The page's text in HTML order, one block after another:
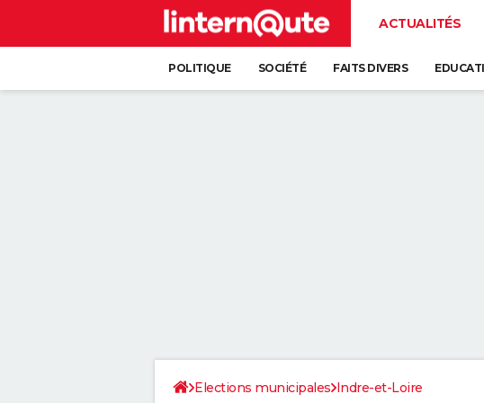
ACTUALITÉS
POLITIQUE SOCIÉTÉ FAITS DIVERS
Elections municipales Indre-et-Loire